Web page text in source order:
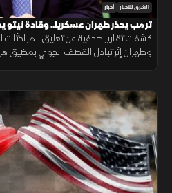
الشرق للأخبار أخبار
ترمب يحذر طهران عسكريا.. وقادة
كشفت تقارير صحفية عن تعليق المباحثات
وطهران إثر تبادل القصف الجوي بمضيق